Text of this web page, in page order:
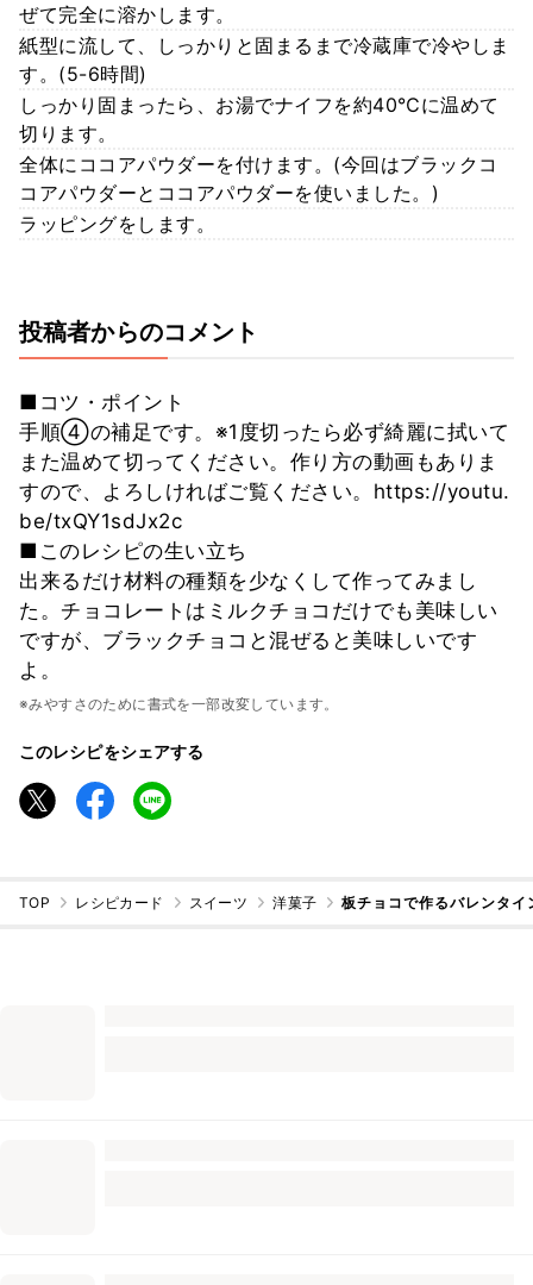
ぜて完全に溶かします。
紙型に流して、しっかりと固まるまで冷蔵庫で冷やしま
す。(5-6時間)
しっかり固まったら、お湯でナイフを約40℃に温めて
切ります。
全体にココアパウダーを付けます。(今回はブラックコ
コアパウダーとココアパウダーを使いました。)
ラッピングをします。
投稿者からのコメント
■コツ・ポイント
手順④の補足です。※1度切ったら必ず綺麗に拭いて
また温めて切ってください。作り方の動画もありま
すので、よろしければご覧ください。https://youtu.
be/txQY1sdJx2c
■このレシピの生い立ち
出来るだけ材料の種類を少なくして作ってみまし
た。チョコレートはミルクチョコだけでも美味しい
ですが、ブラックチョコと混ぜると美味しいです
よ。
※みやすさのために書式を一部改変しています。
このレシピをシェアする
TOP レシピカード スイーツ 洋菓子 板チョコで作るバレンタイ